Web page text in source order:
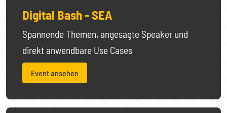
Digital Bash - SEA
Spannende Themen, angesagte Speaker und
direkt anwendbare Use Cases
Event ansehen